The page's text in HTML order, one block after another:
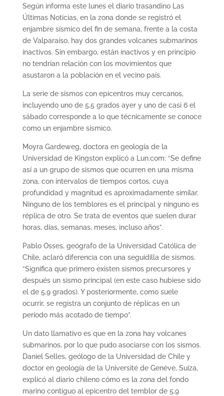
Según informa este lunes el diario trasandino Las
Últimas Noticias, en la zona donde se registró el
enjambre sísmico del fin de semana, frente a la costa
de Valparaíso, hay dos grandes volcanes submarinos
inactivos. Sin embargo, están inactivos y en principio
no tendrían relación con los movimientos que
asustaron a la población en el vecino país.
La serie de sismos con epicentros muy cercanos,
incluyendo uno de 5,5 grados ayer y uno de casi 6 el
sábado corresponde a lo que técnicamente se conoce
como un enjambre sísmico.
Moyra Gardeweg, doctora en geología de la
Universidad de Kingston explicó a Lun.com: “Se define
así a un grupo de sismos que ocurren en una misma
zona, con intervalos de tiempos cortos, cuya
profundidad y magnitud es aproximadamente similar.
Ninguno de los temblores es el principal y ninguno es
réplica de otro. Se trata de eventos que suelen durar
horas, días, semanas, meses, incluso años”.
Pablo Osses, geógrafo de la Universidad Católica de
Chile, aclaró diferencia con una seguidilla de sismos.
“Significa que primero existen sismos precursores y
después un sismo principal (en este caso hubiese sido
el de 5,9 grados). Y posteriormente, como suele
ocurrir, se registra un conjunto de réplicas en un
período más acotado de tiempo”.
Un dato llamativo es que en la zona hay volcanes
submarinos, por lo que pudo asociarse con los sismos.
Daniel Selles, geólogo de la Universidad de Chile y
doctor en geología de la Université de Genève, Suiza,
explicó al diario chileno cómo es la zona del fondo
marino contiguo al epicentro del temblor de 5,9